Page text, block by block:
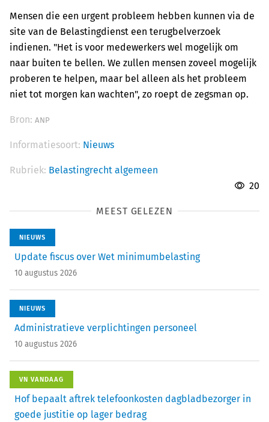
Mensen die een urgent probleem hebben kunnen via de
site van de Belastingdienst een terugbelverzoek
indienen. "Het is voor medewerkers wel mogelijk om
naar buiten te bellen. We zullen mensen zoveel mogelijk
proberen te helpen, maar bel alleen als het probleem
niet tot morgen kan wachten", zo roept de zegsman op.
Bron: ANP
Informatiesoort: Nieuws
Rubriek: Belastingrecht algemeen
20
MEEST GELEZEN
NIEUWS
Update fiscus over Wet minimumbelasting
10 augustus 2026
NIEUWS
Administratieve verplichtingen personeel
10 augustus 2026
VN VANDAAG
Hof bepaalt aftrek telefoonkosten dagbladbezorger in
goede justitie op lager bedrag